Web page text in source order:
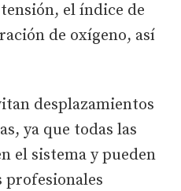
el índice de
de oxígeno, así
desplazamientos
ya que todas las
el sistema y pueden
profesionales